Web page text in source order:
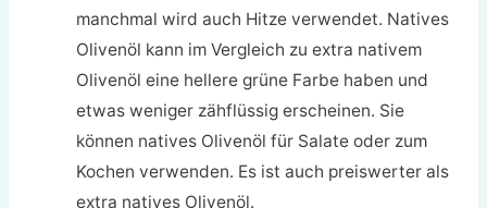
manchmal wird auch Hitze verwendet. Natives
Olivenöl kann im Vergleich zu extra nativem
Olivenöl eine hellere grüne Farbe haben und
etwas weniger zähflüssig erscheinen. Sie
können natives Olivenöl für Salate oder zum
Kochen verwenden. Es ist auch preiswerter als
extra natives Olivenöl.